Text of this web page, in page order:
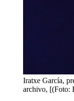
Iratxe García,
archivo, [(Foto: